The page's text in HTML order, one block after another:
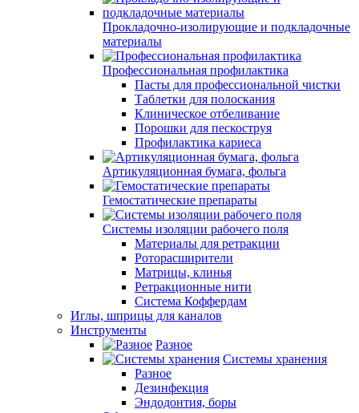
Прокладочно-изолирующие и подкладочные
материалы
Профессиональная профилактика
Пасты для профессиональной чистки
Таблетки для полоскания
Клиническое отбеливание
Порошки для пескоструя
Профилактика кариеса
Артикуляционная бумага, фольга
Гемостатические препараты
Системы изоляции рабочего поля
Материалы для ретракции
Роторасширители
Матрицы, клинья
Ретракционные нити
Система Коффердам
Иглы, шприцы для каналов
Инструменты
Разное
Системы хранения
Разное
Дезинфекция
Эндодонтия, боры